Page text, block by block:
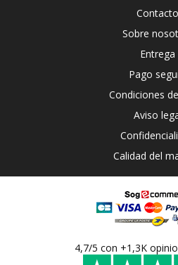
Contacto
Sobre
Entrega
Pago
Condiciones
Aviso
Calidad del
4,7/5 con +1,3K